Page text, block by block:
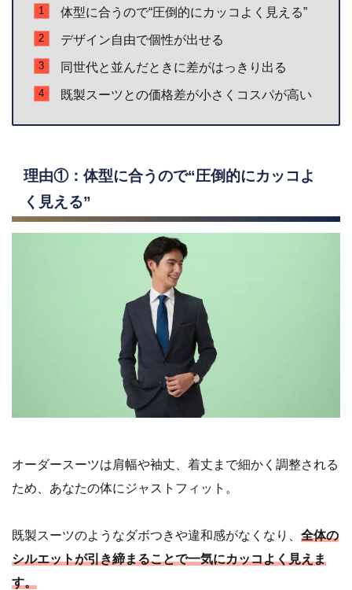
体型に合うので“圧倒的にカッコよく見える”
デザイン自由で個性が出せる
同世代と並んだときに差がはっきり出る
既製スーツとの価格差が小さくコスパが高い
理由①：体型に合うので“圧倒的にカッコよ
く見える”
オーダースーツは肩幅や袖丈、着丈まで細かく調整される
ため、あなたの体にジャストフィット。
既製スーツのようなダボつきや違和感がなくなり、 全体の
シルエットが引き締まることで一気にカッコよく見えま
す。